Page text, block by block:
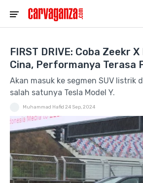
FIRST DRIVE: Coba Zeekr
Cina, Performanya Terasa
Akan masuk ke segmen SUV listrik
salah satunya Tesla Model Y.
Muhammad Hafid 24 Sep, 2024